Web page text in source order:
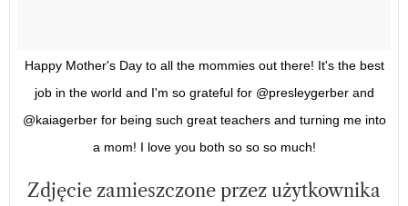
Happy Mother's Day to all the mommies out there! It's the best
job in the world and I'm so grateful for @presleygerber and
@kaiagerber for being such great teachers and turning me into
a mom! I love you both so so so much!
Zdjęcie zamieszczone przez użytkownika